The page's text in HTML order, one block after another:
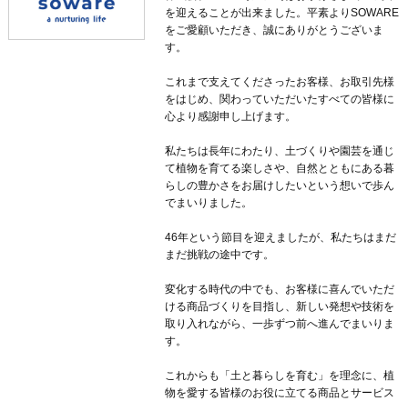
を迎えることが出来ました。平素よりSOWARE
をご愛顧いただき、誠にありがとうございま
す。
これまで支えてくださったお客様、お取引先様
をはじめ、関わっていただいたすべての皆様に
心より感謝申し上げます。
私たちは長年にわたり、土づくりや園芸を通じ
て植物を育てる楽しさや、自然とともにある暮
らしの豊かさをお届けしたいという想いで歩ん
でまいりました。
46年という節目を迎えましたが、私たちはまだ
まだ挑戦の途中です。
変化する時代の中でも、お客様に喜んでいただ
ける商品づくりを目指し、新しい発想や技術を
取り入れながら、一歩ずつ前へ進んでまいりま
す。
これからも「土と暮らしを育む」を理念に、植
物を愛する皆様のお役に立てる商品とサービス